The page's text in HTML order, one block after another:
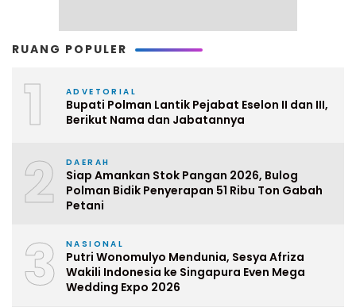
RUANG POPULER
1 ADVETORIAL
Bupati Polman Lantik Pejabat Eselon II dan III,
Berikut Nama dan Jabatannya
2 DAERAH
Siap Amankan Stok Pangan 2026, Bulog
Polman Bidik Penyerapan 51 Ribu Ton Gabah
Petani
3 NASIONAL
Putri Wonomulyo Mendunia, Sesya Afriza
Wakili Indonesia ke Singapura Even Mega
Wedding Expo 2026